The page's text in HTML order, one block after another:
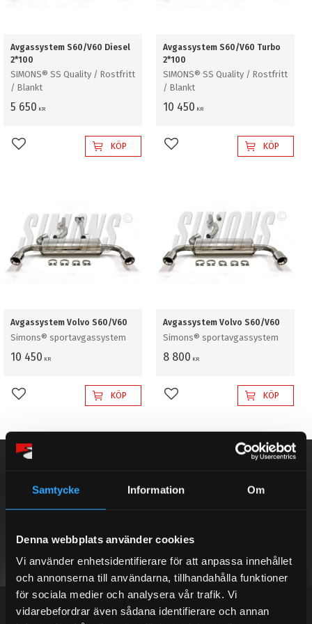
Samtycke Information Om
Denna webbplats använder cookies
Vi använder enhetsidentifierare för att anpassa innehållet
och annonserna till användarna, tillhandahålla funktioner
för sociala medier och analysera vår trafik. Vi
vidarebefordrar även sådana identifierare och annan
Avgassystem S60/V60 Diesel
2*100
SIMONS® SS Quality / Rostfritt
/ Blankt
5 650 KR
Lägg till i favoriterKÖP
Avgassystem S60/V60 Turbo
2*100
SIMONS® SS Quality / Rostfritt
/ Blankt
10 450 KR
Lägg till i favoriterKÖP
Avgassystem Volvo S60/V60
​Simons® sportavgassystem
10 450 KR
Lägg till i favoriterKÖP
Avgassystem Volvo S60/V60
​Simons® sportavgassystem
8 800 KR
Lägg till i favoriterKÖP
PRENUMERERA
Dina personuppgifter behandlas i enlighet med vårintegritetspolicy.